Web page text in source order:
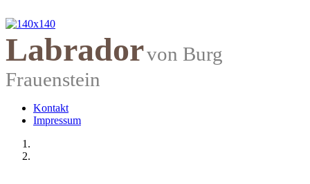
Labradorvon Burg
Frauenstein
Kontakt
Impressum